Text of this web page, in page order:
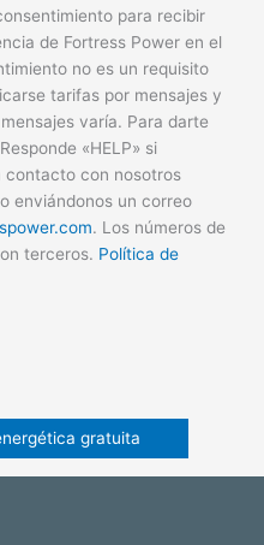
para recibir
de Fortress Power en el
no es un requisito
tarifas por mensajes y
varía. Para darte
«HELP» si
contacto con nosotros
enviándonos un correo
. Los números de
terceros. Política de